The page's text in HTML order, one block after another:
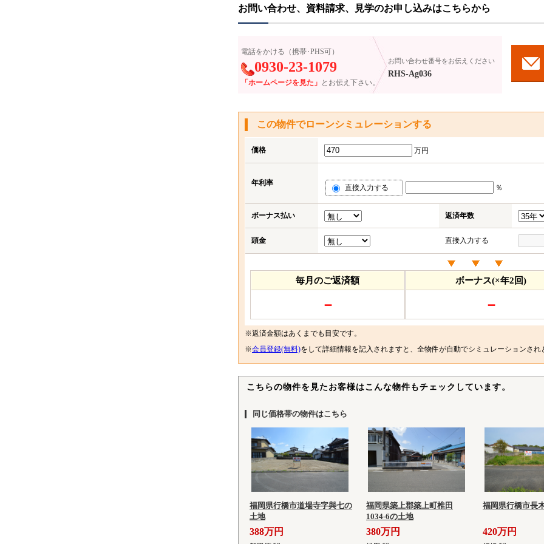
お問い合わせ、資料請求、見学のお申し込みはこちらから
電話をかける（携帯･PHS可）
0930-23-1079
「ホームページを見た」 とお伝え下さい。
お問い合わせ番号をお伝えください
RHS-Ag036
この物件でローンシミュレーションする
価格 万円
年利率
直接入力する ％
ボーナス払い 返済年数
頭金 直接入力する
毎月のご返済額
－
ボーナス(×年2回)
－
※返済金額はあくまでも目安です。
※会員登録(無料)をして詳細情報を記入されますと、全物件が自動でシミュレーションさ
こちらの物件を見たお客様はこんな物件もチェックしています。
同じ価格帯の物件はこちら
福岡県行橋市道場寺字與七の
土地
388万円
福岡県築上郡築上町椎田
1034-6の土地
380万円
福岡県行橋市長
420万円